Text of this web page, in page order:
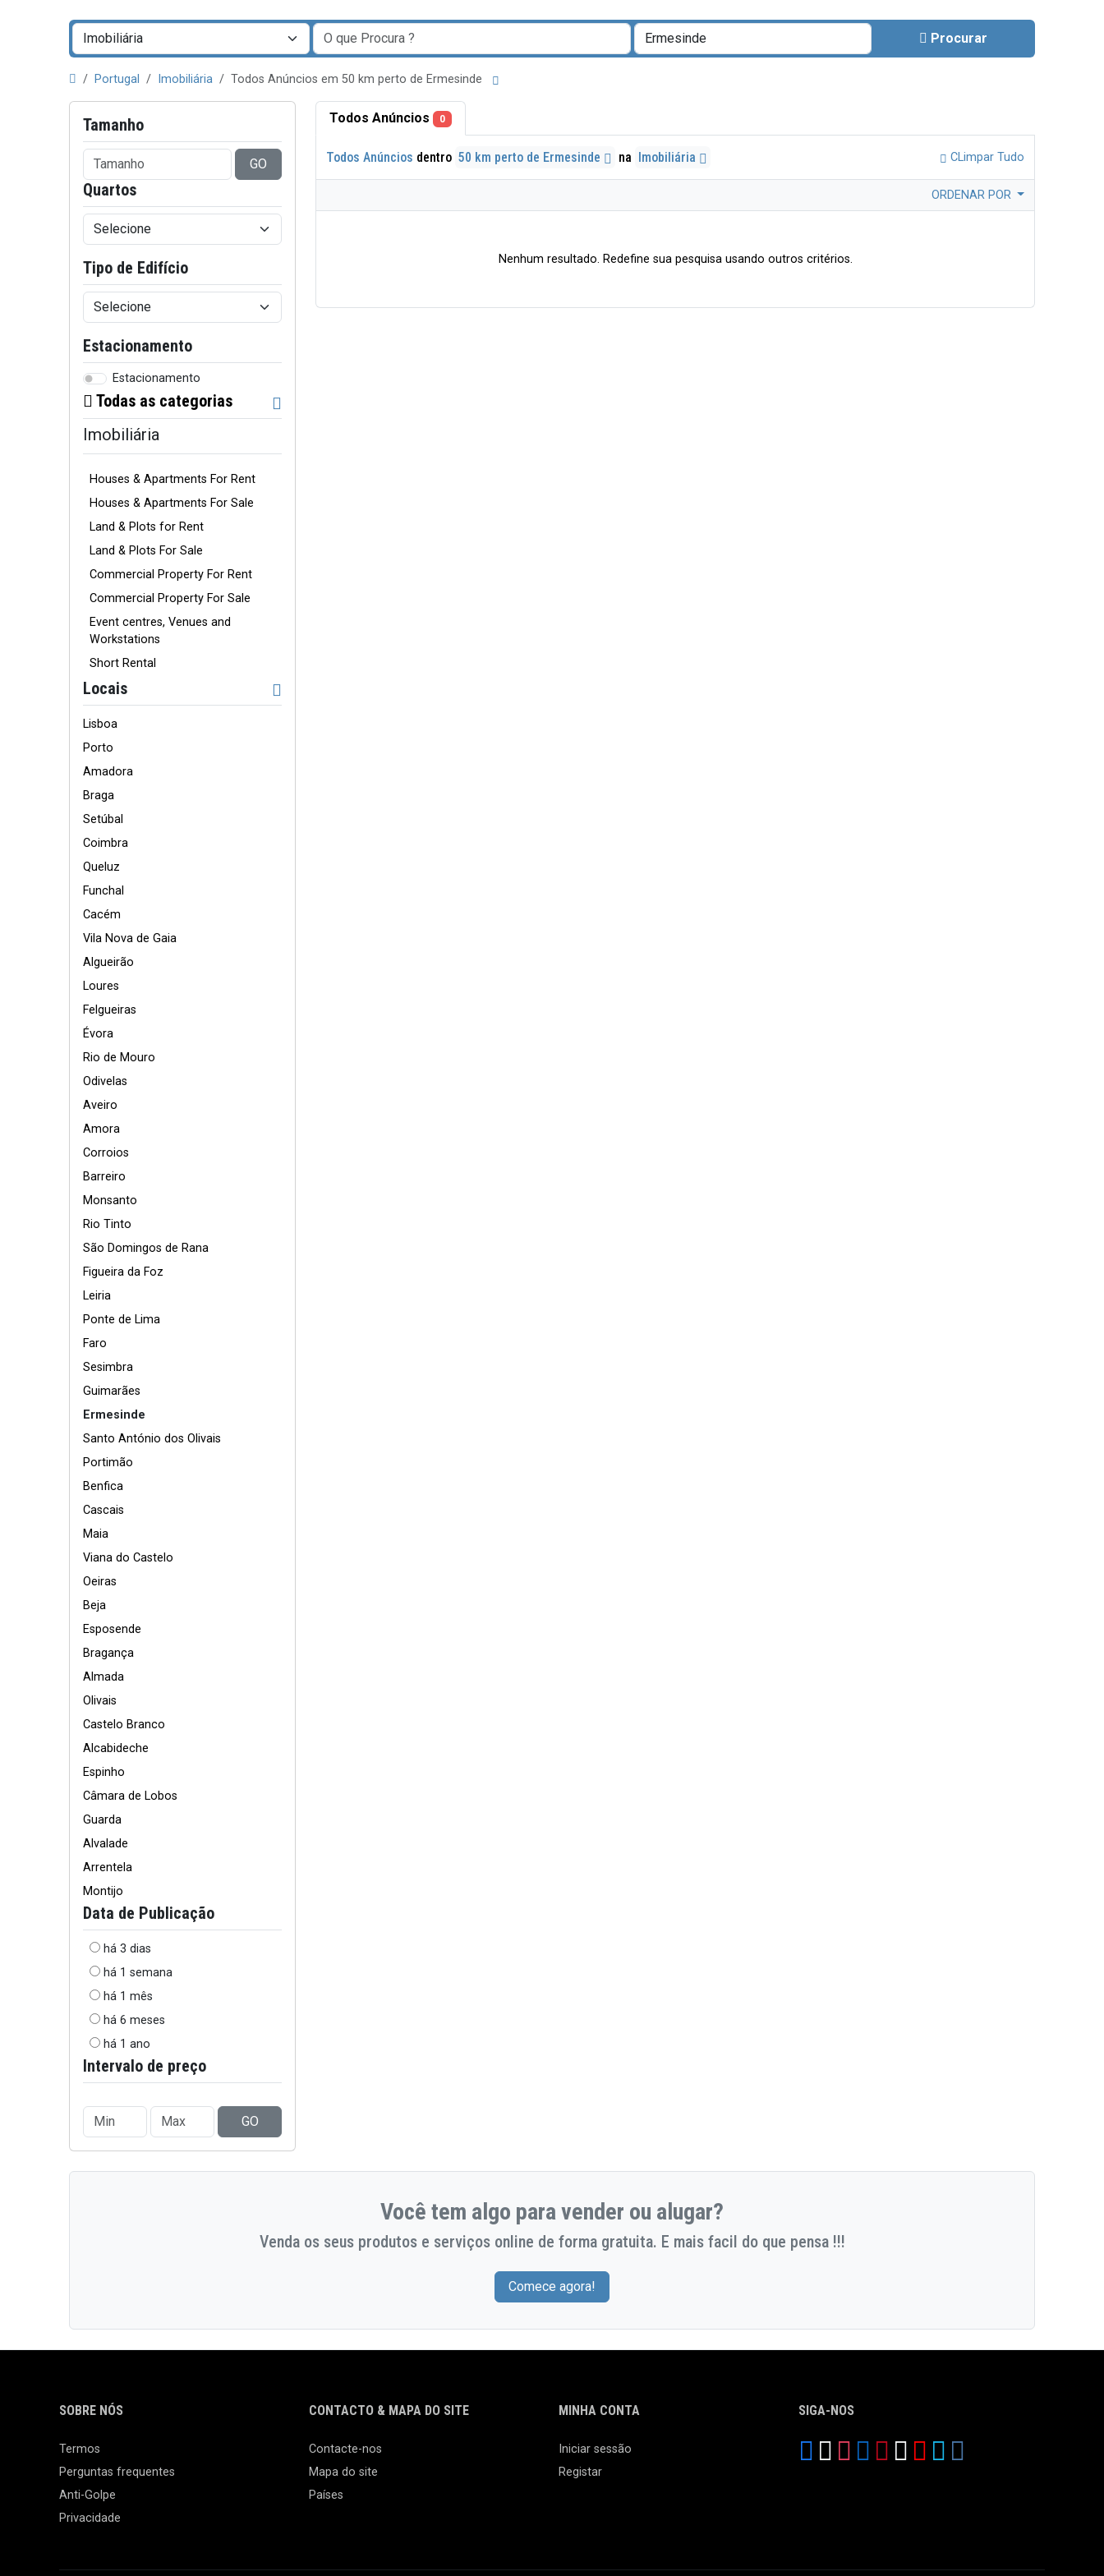
Procurar
Portugal Imobiliária Todos Anúncios em 50 km perto de Ermesinde
Tamanho
GO
Quartos
Tipo de Edifício
Estacionamento
Estacionamento
Todas as categorias
Imobiliária
Houses & Apartments For Rent
Houses & Apartments For Sale
Land & Plots for Rent
Land & Plots For Sale
Commercial Property For Rent
Commercial Property For Sale
Event centres, Venues and
Workstations
Short Rental
Locais
Lisboa
Porto
Amadora
Braga
Setúbal
Coimbra
Queluz
Funchal
Cacém
Vila Nova de Gaia
Algueirão
Loures
Felgueiras
Évora
Rio de Mouro
Odivelas
Aveiro
Amora
Corroios
Barreiro
Monsanto
Rio Tinto
São Domingos de Rana
Figueira da Foz
Leiria
Ponte de Lima
Faro
Sesimbra
Guimarães
Ermesinde
Santo António dos Olivais
Portimão
Benfica
Cascais
Maia
Viana do Castelo
Oeiras
Beja
Esposende
Bragança
Almada
Olivais
Castelo Branco
Alcabideche
Espinho
Câmara de Lobos
Guarda
Alvalade
Arrentela
Montijo
Data de Publicação
há 3 dias
há 1 semana
há 1 mês
há 6 meses
há 1 ano
Intervalo de preço
GO
Todos Anúncios 0
Todos Anúncios dentro 50 km perto de Ermesinde na Imobiliária CLimpar Tudo
ORDENAR POR
Nenhum resultado. Redefine sua pesquisa usando outros critérios.
Você tem algo para vender ou alugar?
Venda os seus produtos e serviços online de forma gratuita. E mais facil do que pensa !!!
Comece agora!
SOBRE NÓS
Termos
Perguntas frequentes
Anti-Golpe
Privacidade
CONTACTO & MAPA DO SITE
Contacte-nos
Mapa do site
Países
MINHA CONTA
Iniciar sessão
Registar
SIGA-NOS